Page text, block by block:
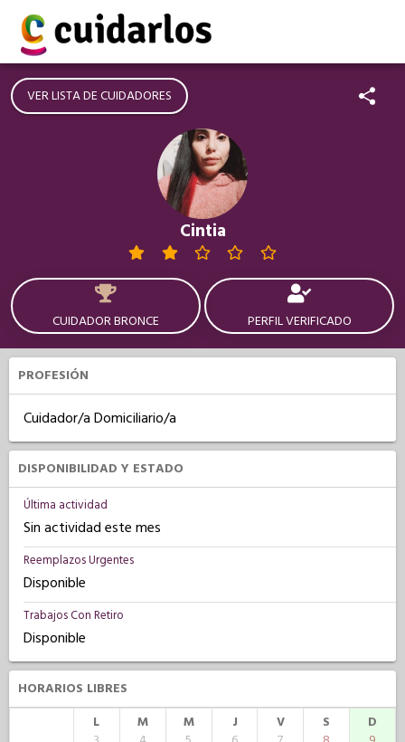
VER LISTA DE CUIDADORES
Cintia
CUIDADOR BRONCE PERFIL VERIFICADO
PROFESIÓN
Cuidador/a Domiciliario/a
DISPONIBILIDAD Y ESTADO
Última actividad
Sin actividad este mes
Reemplazos Urgentes
Disponible
Trabajos Con Retiro
Disponible
HORARIOS LIBRES
L
M
M
J
V
S
D